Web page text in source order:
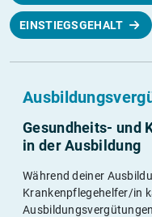
EINSTIEGSGEHALT
Gesundheits- und
in der Ausbildung
Während deiner
Krankenpflegehelfer/in